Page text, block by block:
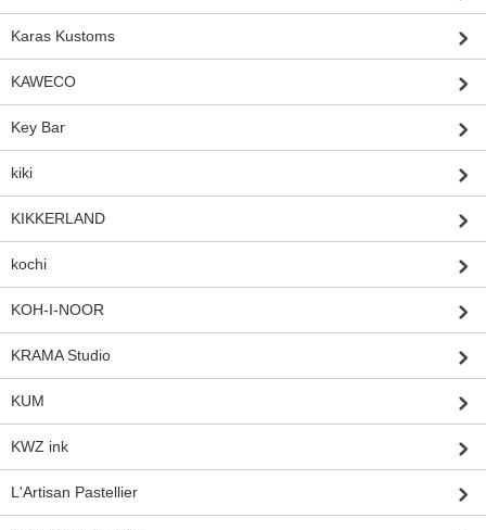
Karas Kustoms
KAWECO
Key Bar
kiki
KIKKERLAND
kochi
KOH-I-NOOR
KRAMA Studio
KUM
KWZ ink
L'Artisan Pastellier